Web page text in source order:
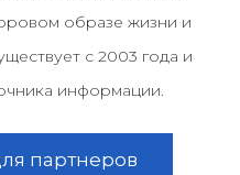
образе жизни и
с 2003 года и
информации.
партнеров